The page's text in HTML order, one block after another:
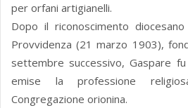
per orfani artigianelli.
Dopo il riconoscimento diocesano
Provvidenza (21 marzo 1903),
settembre successivo, Gaspare
emise la professione
Congregazione orionina.